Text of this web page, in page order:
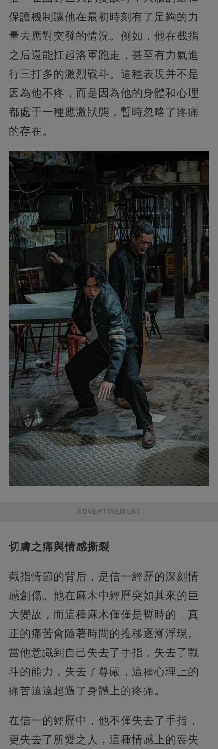
保護機制讓他在最初時刻有了足夠的力
量去應對突發的情況。例如，他在截指
之后還能扛起洛軍跑走，甚至有力氣進
行三打多的激烈戰斗。這種表現并不是
因為他不疼，而是因為他的身體和心理
都處于一種應激狀態，暫時忽略了疼痛
的存在。
ADVERTISEMENT
切膚之痛與情感撕裂
截指情節的背后，是信一經歷的深刻情
感創傷。他在麻木中經歷突如其來的巨
大變故，而這種麻木僅僅是暫時的，真
正的痛苦會隨著時間的推移逐漸浮現。
當他意識到自己失去了手指，失去了戰
斗的能力，失去了尊嚴，這種心理上的
痛苦遠遠超過了身體上的疼痛。
在信一的經歷中，他不僅失去了手指，
更失去了所愛之人，這種情感上的喪失